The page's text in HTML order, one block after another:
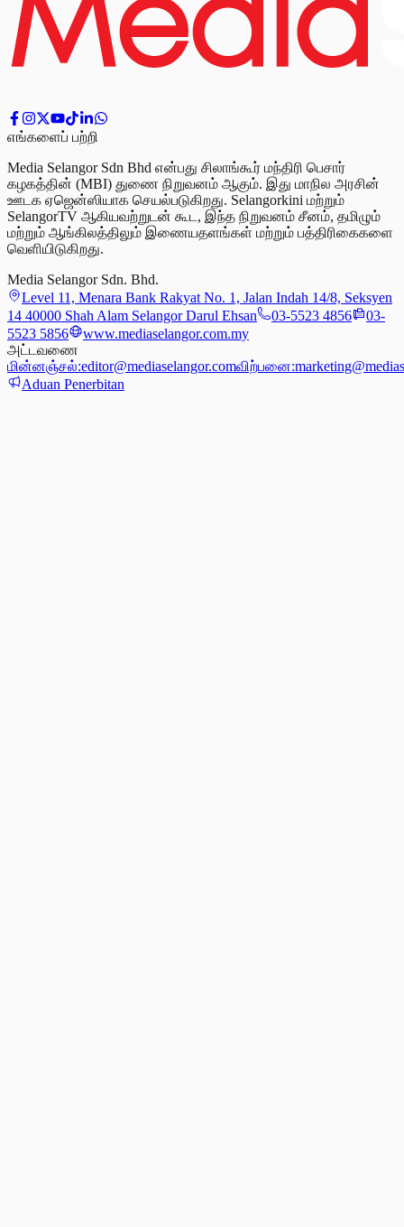
எங்களைப் பற்றி
Media Selangor Sdn Bhd என்பது சிலாங்கூர் மந்திரி பெசார்
கழகத்தின் (MBI) துணை நிறுவனம் ஆகும். இது மாநில அரசின்
ஊடக ஏஜென்ஸியாக செயல்படுகிறது. Selangorkini மற்றும்
SelangorTV ஆகியவற்றுடன் கூட, இந்த நிறுவனம் சீனம், தமிழும்
மற்றும் ஆங்கிலத்திலும் இணையதளங்கள் மற்றும் பத்திரிகைகளை
வெளியிடுகிறது.
Media Selangor Sdn. Bhd.
Level 11, Menara Bank Rakyat No. 1, Jalan Indah 14/8, Seksyen
14 40000 Shah Alam Selangor Darul Ehsan
03-5523 4856
03-
5523 5856
www.mediaselangor.com.my
அட்டவணை
மின்னஞ்சல்:editor@mediaselangor.comவிற்பனை:
Aduan Penerbitan